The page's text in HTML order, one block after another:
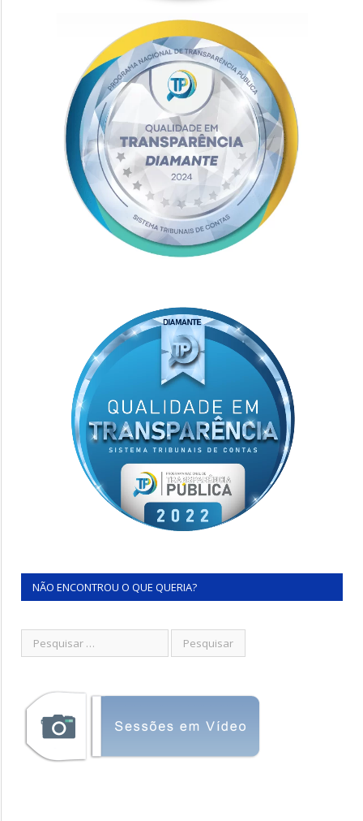
NÃO ENCONTROU O QUE QUERIA?